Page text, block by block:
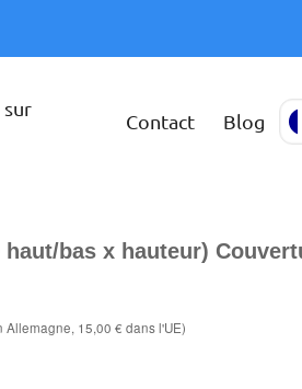
sur
Contact Blog
bas x hauteur)
15,00 € dans l'UE)